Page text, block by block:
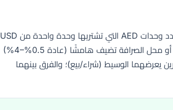
الزوج الدولار الأمريكي/الدرهم الإماراتي يعبّر عن عدد وحدات AED التي تشتريها وحدة واحدة من USD
عند سعر الوسط البنكي. الأسعار الفعلية في البنك أو محل الصرافة تضيف هامشًا (عادة 0.5%–4%)
يعرضهما الوسيط (شراء/بيع)؛ والفرق بينهما